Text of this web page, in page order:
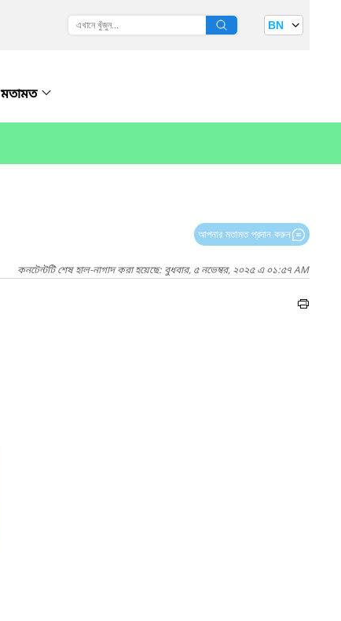
BN
মতামত
আপনার মতামত প্রদান করুন
কনটেন্টটি শেষ হাল-নাগাদ করা হয়েছে: বুধবার, ৫ নভেম্বর, ২০২৫ এ ০১:৫৭ AM